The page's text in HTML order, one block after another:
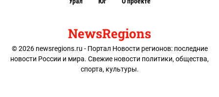
NewsRegions
© 2026 newsregions.ru - Портал Новости регионов: последние
новости России и мира. Свежие новости политики, общества,
спорта, культуры.